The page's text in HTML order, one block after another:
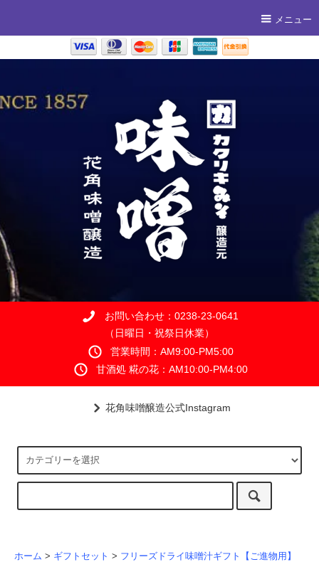
メニュー
お問い合わせ：0238-23-0641
（日曜日・祝祭日休業）
営業時間：AM9:00-PM5:00
甘酒処 糀の花：AM10:00-PM4:00
花角味噌醸造公式Instagram
ホーム > ギフトセット > フリーズドライ味噌汁ギフト【ご進物用】